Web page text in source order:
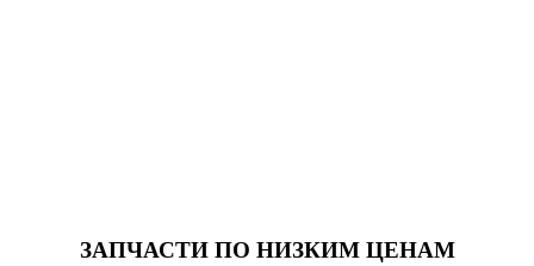
ЗАПЧАСТИПО НИЗКИМ ЦЕНАМ